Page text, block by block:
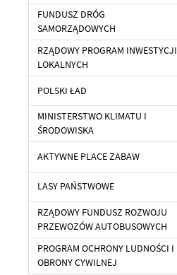
FUNDUSZ DRÓG
SAMORZĄDOWYCH
RZĄDOWY PROGRAM INWESTYCJI
LOKALNYCH
POLSKI ŁAD
MINISTERSTWO KLIMATU I
ŚRODOWISKA
AKTYWNE PLACE ZABAW
LASY PAŃSTWOWE
RZĄDOWY FUNDUSZ ROZWOJU
PRZEWOZÓW AUTOBUSOWYCH
PROGRAM OCHRONY LUDNOŚCI I
OBRONY CYWILNEJ